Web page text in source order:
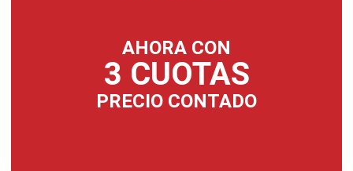
AHORA CON
3 CUOTAS
PRECIO CONTADO